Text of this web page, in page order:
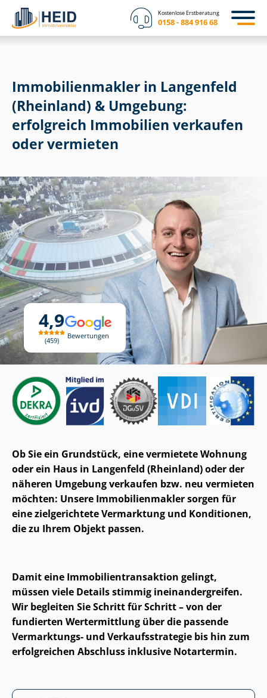
Kostenlose Erstberatung
0158 - 884 916 68
4,9
459
Bewertungen
Im­mo­bi­li­en­mak­ler in Langenfeld
(Rheinland) & Umgebung:
erfolgreich Immobilien verkaufen
oder vermieten
Ob Sie ein Grundstück, eine vermietete Wohnung
oder ein Haus in Langenfeld (Rheinland) oder der
näheren Umgebung verkaufen bzw. neu vermieten
möchten: Unsere Im­mo­bi­li­en­mak­ler sorgen für
eine zielgerichtete Vermarktung und Konditionen,
die zu Ihrem Objekt passen.
Damit eine Im­mo­bi­li­en­trans­ak­ti­on gelingt,
müssen viele Details stimmig in­ein­an­der­grei­fen.
Wir begleiten Sie Schritt für Schritt – von der
fundierten Wertermittlung über die passende
Vermarktungs- und Ver­kaufs­stra­te­gie bis hin zum
erfolgreichen Abschluss inklusive Notartermin.